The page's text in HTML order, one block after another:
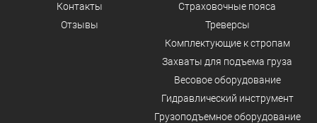
Контакты
Отзывы
Страховочные пояса
Треверсы
Комплектующие к стропам
Захваты для подъема груза
Весовое оборудование
Гидравлический инструмент
Грузоподъемное оборудование